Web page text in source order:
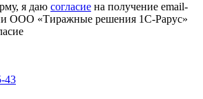
я даю согласие на получение email-
ООО «Тиражные решения 1С-Рарус»
43